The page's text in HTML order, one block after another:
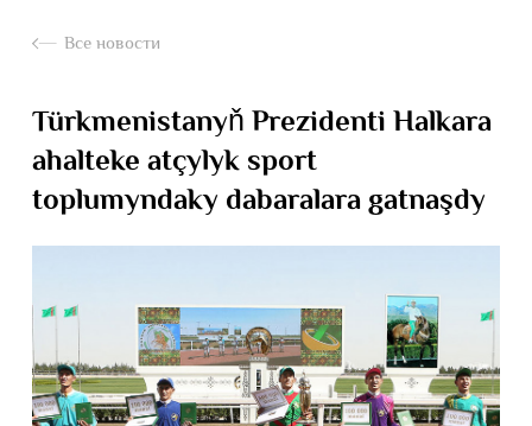
Все новости
Türkmenistanyň Prezidenti Halkara
ahalteke atçylyk sport
toplumyndaky dabaralara gatnaşdy